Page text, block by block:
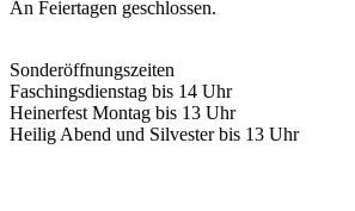
An Feiertagen geschlossen.
Sonderöffnungszeiten
Faschingsdienstag bis 14 Uhr
Heinerfest Montag bis 13 Uhr
Heilig Abend und Silvester bis 13 Uhr